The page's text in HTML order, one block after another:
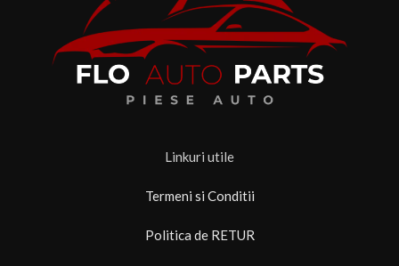
Linkuri utile
Termeni si Conditii
Politica de RETUR